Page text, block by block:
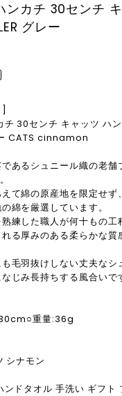
ンカチ 30センチ
グレー
チ 30センチ キャッツ ハ
ー CATS cinnamon
あるシュニール織の老舗
て綿の原産地を限定せず
綿を厳選しています。
練した職人が何十もの工
る厚みのある柔らかな質
毛羽抜けしない丈夫なシ
じみ長持ちする風合いで
重量:36g
シナモン
ンドタオル 手洗い ギフト